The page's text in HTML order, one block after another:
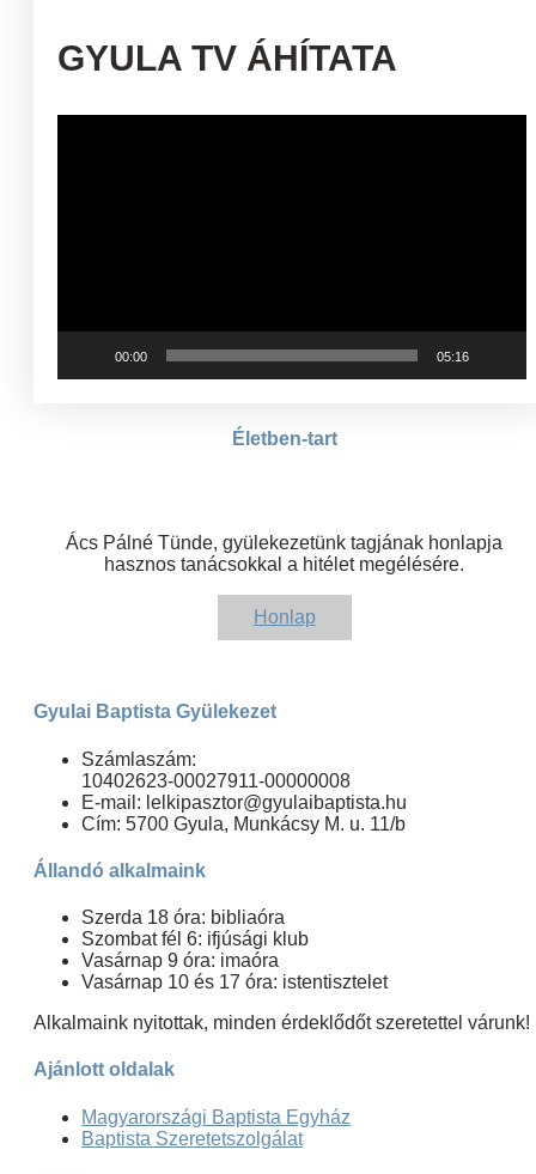
GYULA TV ÁHÍTATA
00:00 05:16
Életben-tart
Ács Pálné Tünde, gyülekezetünk tagjának honlapja
hasznos tanácsokkal a hitélet megélésére.
Honlap
Gyulai Baptista Gyülekezet
Számlaszám:
10402623-00027911-00000008
E-mail: lelkipasztor@gyulaibaptista.hu
Cím: 5700 Gyula, Munkácsy M. u. 11/b
Állandó alkalmaink
Szerda 18 óra: bibliaóra
Szombat fél 6: ifjúsági klub
Vasárnap 9 óra: imaóra
Vasárnap 10 és 17 óra: istentisztelet
Alkalmaink nyitottak, minden érdeklődőt szeretettel várunk!
Ajánlott oldalak
Magyarországi Baptista Egyház
Baptista Szeretetszolgálat